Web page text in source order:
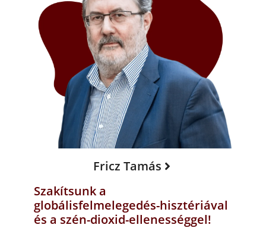
Fricz Tamás
Szakítsunk a
globálisfelmelegedés-hisztériával
és a szén-dioxid-ellenességgel!